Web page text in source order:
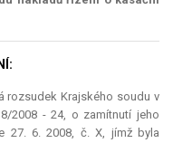
rozsudek Krajského soudu v
2008 - 24, o zamítnutí jeho
27. 6. 2008, č. X, jímž byla